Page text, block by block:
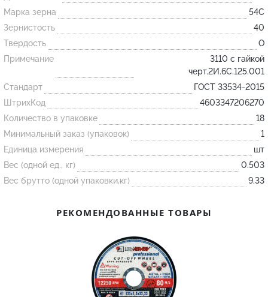
Огнеупорные
изделия
Скачать каталог
Тигель
Муфель
Черпак
Трубка
Стержень
Подставка
Ковш разливочный
Марка зерна
54С
Зернистость
40
Твердость
O
Примечание
3110 с гайкой
черт.2И.6С.125.001
Стандарт
ГОСТ 33534-2015
ШтрихКод
4603347206270
Количество в упаковке
18
Минимальный заказ (упаковок)
1
Единица измерения
шт
Вес (одной ед., кг)
0.503
Вес брутто (одной упаковки,кг)
9.33
РЕКОМЕНДОВАННЫЕ ТОВАРЫ